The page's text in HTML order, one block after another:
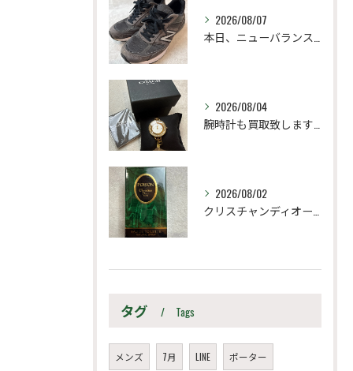
2026/08/07
2026/08/04
2026/08/02
タグ Tags
メンズ 7月 LINE ポーター